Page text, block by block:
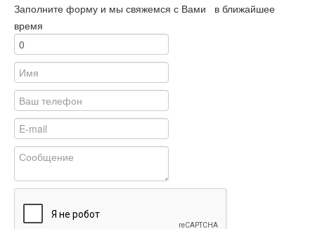
Заполните форму и мы свяжемся с Вами в ближайшее
время